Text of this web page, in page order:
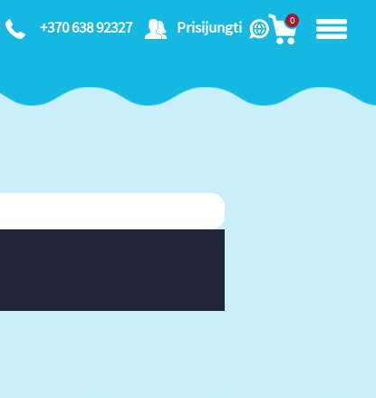
+370 638 92327 Prisijungti 0